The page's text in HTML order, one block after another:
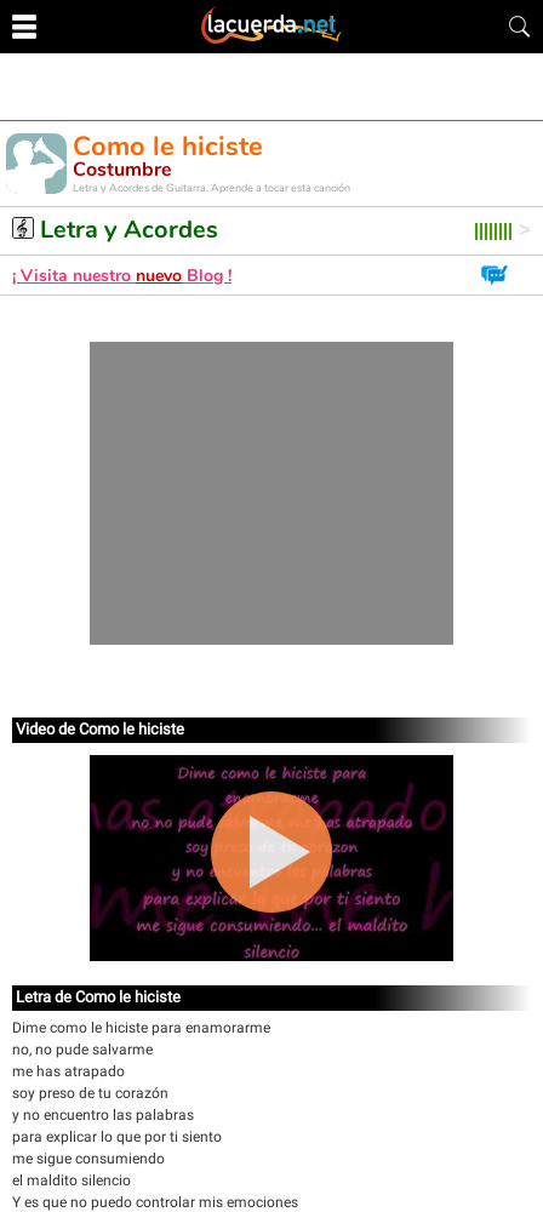
Como le hiciste
Costumbre
Letra y Acordes de Guitarra. Aprende a tocar esta canción
Letra y Acordes
¡ Visita nuestro nuevo Blog !
Video de Como le hiciste
Letra de Como le hiciste
Dime como le hiciste para enamorarme
no, no pude salvarme
me has atrapado
soy preso de tu corazón
y no encuentro las palabras
para explicar lo que por ti siento
me sigue consumiendo
el maldito silencio
Y es que no puedo controlar mis emociones